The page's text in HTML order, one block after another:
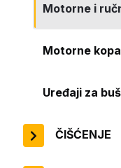
Motorne i
Motorne
Uređaji za
ČIŠĆENJE